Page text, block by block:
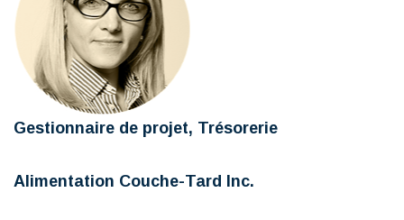
Gestionnaire de projet, Trésorerie
Alimentation Couche-Tard Inc.